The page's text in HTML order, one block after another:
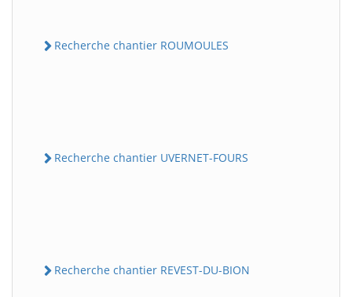
Recherche chantier ROUMOULES
Recherche chantier UVERNET-FOURS
Recherche chantier REVEST-DU-BION